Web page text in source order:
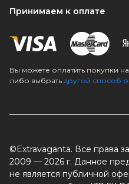
Принимаем к оплате
Вы можете оплатить покупки
либо выбрать другой способ
©Extravaganta. Все права
2009 — 2026 г. Данное
не является публичной